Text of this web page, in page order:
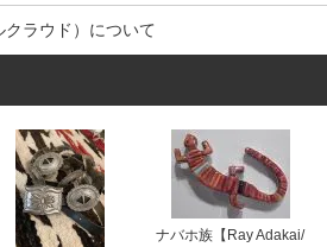
ラウド）について
ナバホ族【Ray Adakai/